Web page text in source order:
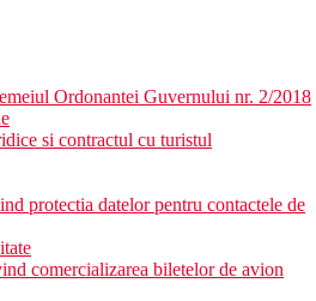
Ordonantei Guvernului nr. 2/2018
si contractul cu turistul
protectia datelor pentru contactele de
comercializarea biletelor de avion